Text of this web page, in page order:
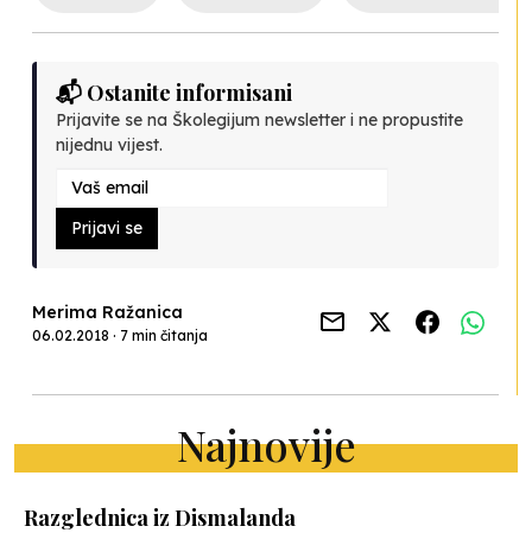
📬 Ostanite informisani
Prijavite se na Školegijum newsletter i ne propustite
nijednu vijest.
Prijavi se
Merima Ražanica
06.02.2018 · 7 min čitanja
Najnovije
Razglednica iz Dismalanda